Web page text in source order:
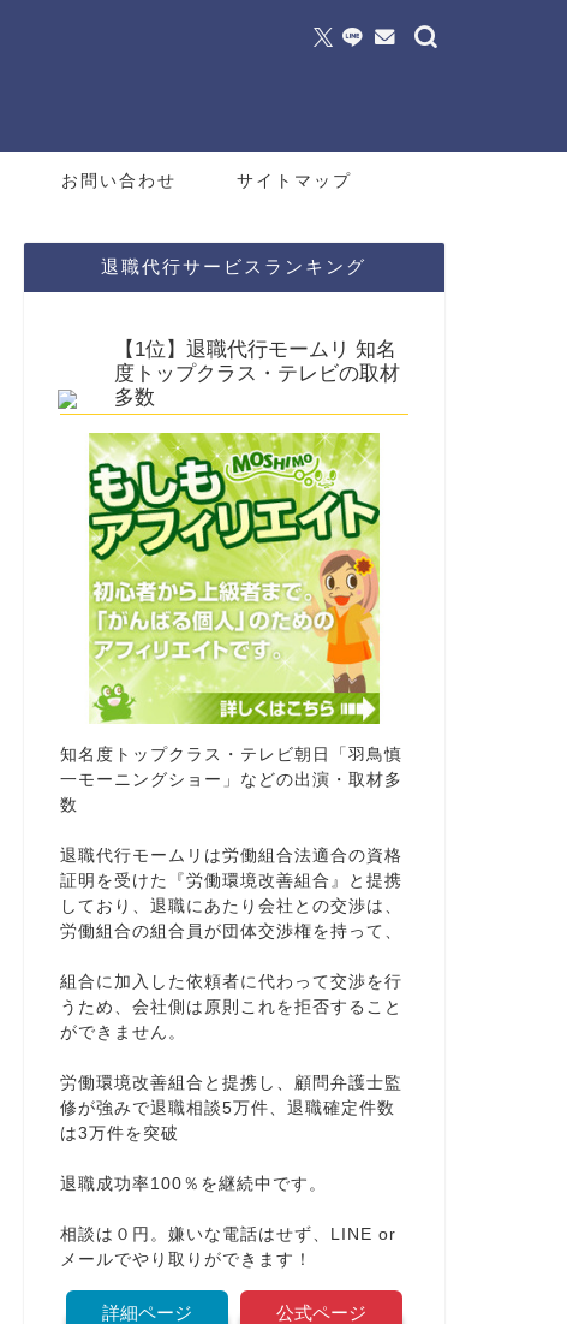
お問い合わせ サイトマップ
退職代行サービスランキング
【1位】退職代行モームリ 知名
度トップクラス・テレビの取材
多数
知名度トップクラス・テレビ朝日「羽鳥慎
一モーニングショー」などの出演・取材多
数
退職代行モームリは労働組合法適合の資格
証明を受けた『労働環境改善組合』と提携
しており、退職にあたり会社との交渉は、
労働組合の組合員が団体交渉権を持って、
組合に加入した依頼者に代わって交渉を行
うため、会社側は原則これを拒否すること
ができません。
労働環境改善組合と提携し、顧問弁護士監
修が強みで退職相談5万件、退職確定件数
は3万件を突破
退職成功率100％を継続中です。
相談は０円。嫌いな電話はせず、LINE or
メールでやり取りができます！
詳細ページ 公式ページ